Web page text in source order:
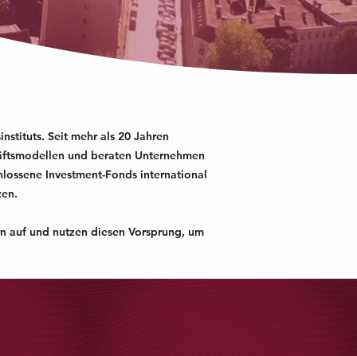
Seit mehr als 20 Jahren
und beraten Unternehmen
Investment-Fonds international
und nutzen diesen Vorsprung, um